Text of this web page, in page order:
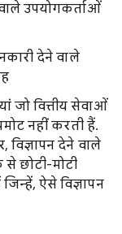
उपयोगकर्ताओं
देने वाले
जो वित्तीय सेवाओं
नहीं करती हैं.
विज्ञापन देने वाले
छोटी-मोटी
ऐसे विज्ञापन